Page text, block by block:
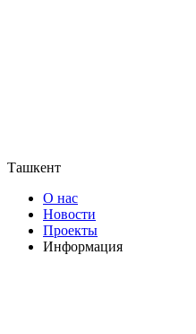
Ташкент
О нас
Новости
Проекты
Информация